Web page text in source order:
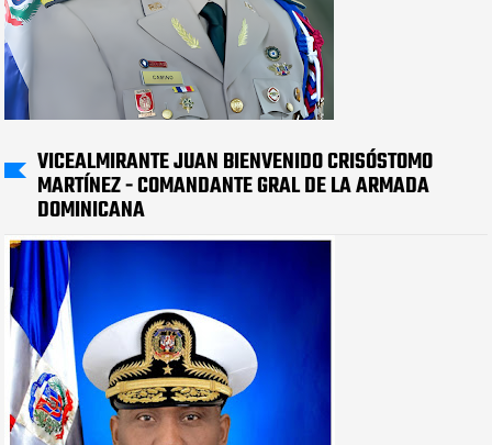
VICEALMIRANTE JUAN BIENVENIDO CRISÓSTOMO
MARTÍNEZ - COMANDANTE GRAL DE LA ARMADA
DOMINICANA